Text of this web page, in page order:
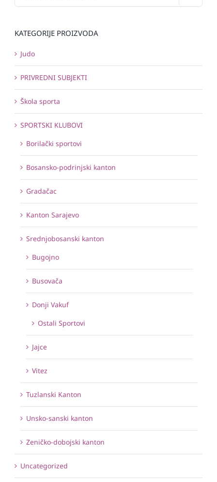
KATEGORIJE PROIZVODA
Judo
PRIVREDNI SUBJEKTI
Škola sporta
SPORTSKI KLUBOVI
Borilački sportovi
Bosansko-podrinjski kanton
Gradačac
Kanton Sarajevo
Srednjobosanski kanton
Bugojno
Busovača
Donji Vakuf
Ostali Sportovi
Jajce
Vitez
Tuzlanski Kanton
Unsko-sanski kanton
Zeničko-dobojski kanton
Uncategorized